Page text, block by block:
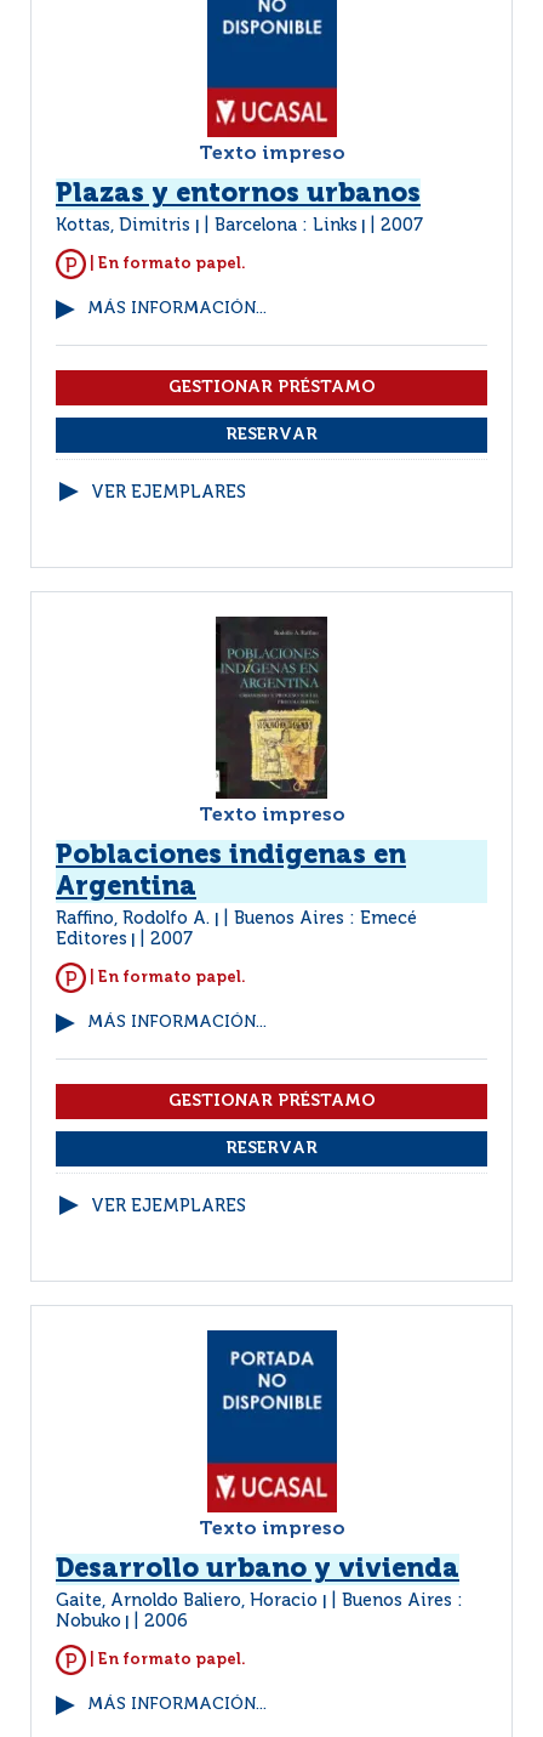
Texto impreso
Plazas y entornos urbanos
Kottas, Dimitris Barcelona : Links 2007
| En formato papel.
MÁS INFORMACIÓN...
VER EJEMPLARES
Texto impreso
Poblaciones indigenas en
Argentina
Raffino, Rodolfo A.
Buenos Aires : Emecé
Editores
2007
| En formato papel.
MÁS INFORMACIÓN...
VER EJEMPLARES
Texto impreso
Desarrollo urbano y vivienda
Gaite, Arnoldo Baliero, Horacio
Buenos Aires :
Nobuko
2006
| En formato papel.
MÁS INFORMACIÓN...